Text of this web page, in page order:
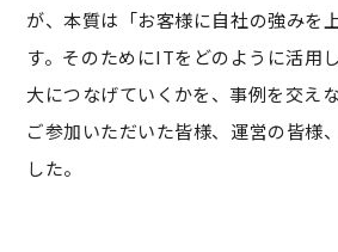
が、本質は「お客様に自社の強みを
す。そのためにITをどのように活用
大につなげていくかを、事例を交え
ご参加いただいた皆様、運営の皆様
した。